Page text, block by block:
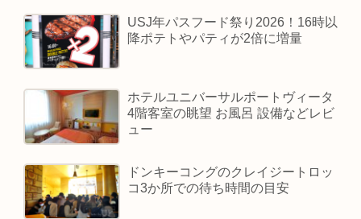
USJ年パスフード祭り2026！16時以
降ポテトやパティが2倍に増量
ホテルユニバーサルポートヴィータ
4階客室の眺望 お風呂 設備などレビ
ュー
ドンキーコングのクレイジートロッ
コ3か所での待ち時間の目安